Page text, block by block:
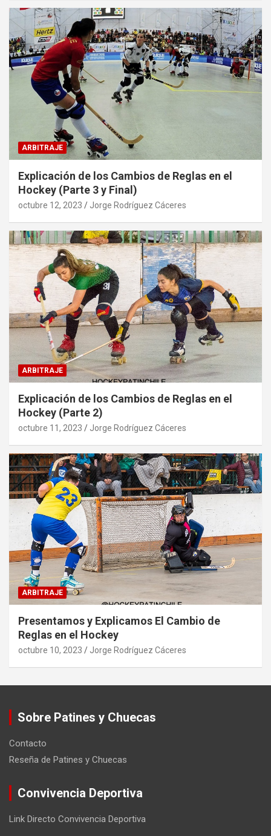
ARBITRAJE
Explicación de los Cambios de Reglas en el
Hockey (Parte 3 y Final)
octubre 12, 2023 Jorge Rodríguez Cáceres
ARBITRAJE
Explicación de los Cambios de Reglas en el
Hockey (Parte 2)
octubre 11, 2023 Jorge Rodríguez Cáceres
ARBITRAJE
Presentamos y Explicamos El Cambio de
Reglas en el Hockey
octubre 10, 2023 Jorge Rodríguez Cáceres
Sobre Patines y Chuecas
Contacto
Reseña de Patines y Chuecas
Convivencia Deportiva
Link Directo Convivencia Deportiva